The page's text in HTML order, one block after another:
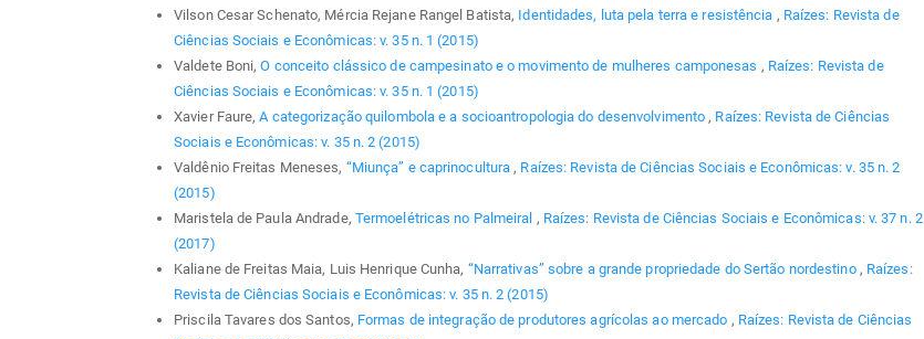
Vilson Cesar Schenato, Mércia Rejane Rangel Batista, Identidades, luta pela terra e resistência , Raízes: Revista de
Ciências Sociais e Econômicas: v. 35 n. 1 (2015)
Valdete Boni,O conceito clássico de campesinato e o movimento de mulheres camponesas , Raízes: Revista de
Ciências Sociais e Econômicas: v. 35 n. 1 (2015)
Xavier Faure,A categorização quilombola e a socioantropologia do desenvolvimento, Raízes: Revista de Ciências
Sociais e Econômicas: v. 35 n. 2 (2015)
Valdênio Freitas Meneses, “Miunça” e caprinocultura, Raízes: Revista de Ciências Sociais e Econômicas: v. 35 n. 2
(2015)
Maristela de Paula Andrade, Termoelétricas no Palmeiral , Raízes: Revista de Ciências Sociais e Econômicas: v. 37 n. 2
(2017)
Kaliane de Freitas Maia, Luis Henrique Cunha, “Narrativas” sobre a grande propriedade do Sertão nordestino , Raízes:
Revista de Ciências Sociais e Econômicas: v. 35 n. 2 (2015)
Priscila Tavares dos Santos, Formas de integração de produtores agrícolas ao mercado , Raízes: Revista de Ciências